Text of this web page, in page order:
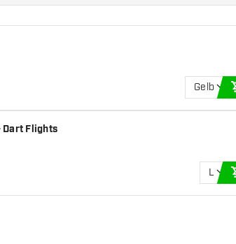
Gelb
Dart Flights
L